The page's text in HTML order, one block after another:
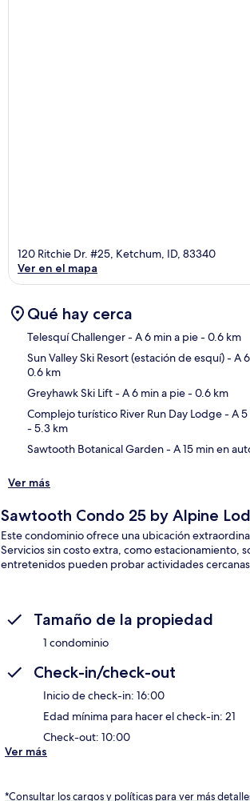
120 Ritchie Dr. #25, Ketchum, ID, 83340
Ver en el mapa
Qué hay cerca
Telesquí Challenger- A 6 min a pie- 0.6 km
Sun Valley Ski Resort (estación de esquí)- A
0.6 km
Greyhawk Ski Lift- A 6 min a pie- 0.6 km
Complejo turístico River Run Day Lodge- A
- 5.3 km
Sawtooth Botanical Garden- A 15 min en
Ver más
Sawtooth Condo 25 by Alpine
Este condominio ofrece una ubicación
Servicios sin costo extra, como estacionamiento,
entretenidos pueden probar actividades
Tamaño de la propiedad
1 condominio
Check-in/check-out
Inicio de check-in: 16:00
Edad mínima para hacer el check-in: 21
Check-out: 10:00
Ver más
*Consultar los cargos y políticas para ver más